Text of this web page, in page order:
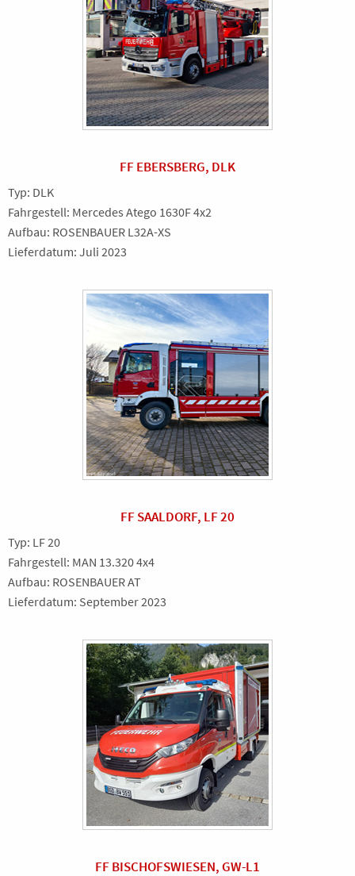
FF EBERSBERG, DLK
Typ: DLK
Fahrgestell: Mercedes Atego 1630F 4x2
Aufbau: ROSENBAUER L32A-XS
Lieferdatum: Juli 2023
FF SAALDORF, LF 20
Typ: LF 20
Fahrgestell: MAN 13.320 4x4
Aufbau: ROSENBAUER AT
Lieferdatum: September 2023
FF BISCHOFSWIESEN, GW-L1